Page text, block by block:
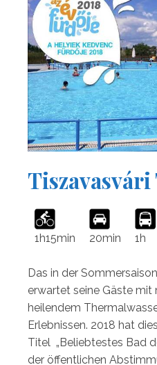
1h15min 20min 1h
Das in der
erwartet seine Gäste mit
heilendem
Erlebnissen. 2018 hat
Titel „Beliebtestes Bad
der öffentlichen